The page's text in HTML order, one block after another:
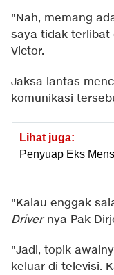
"Nah, memang
saya tidak terlibat
Victor.
Jaksa lantas
komunikasi
Lihat juga:
Penyuap Eks
"Kalau enggak
Driver-nya Pak
"Jadi, topik
keluar di televisi.